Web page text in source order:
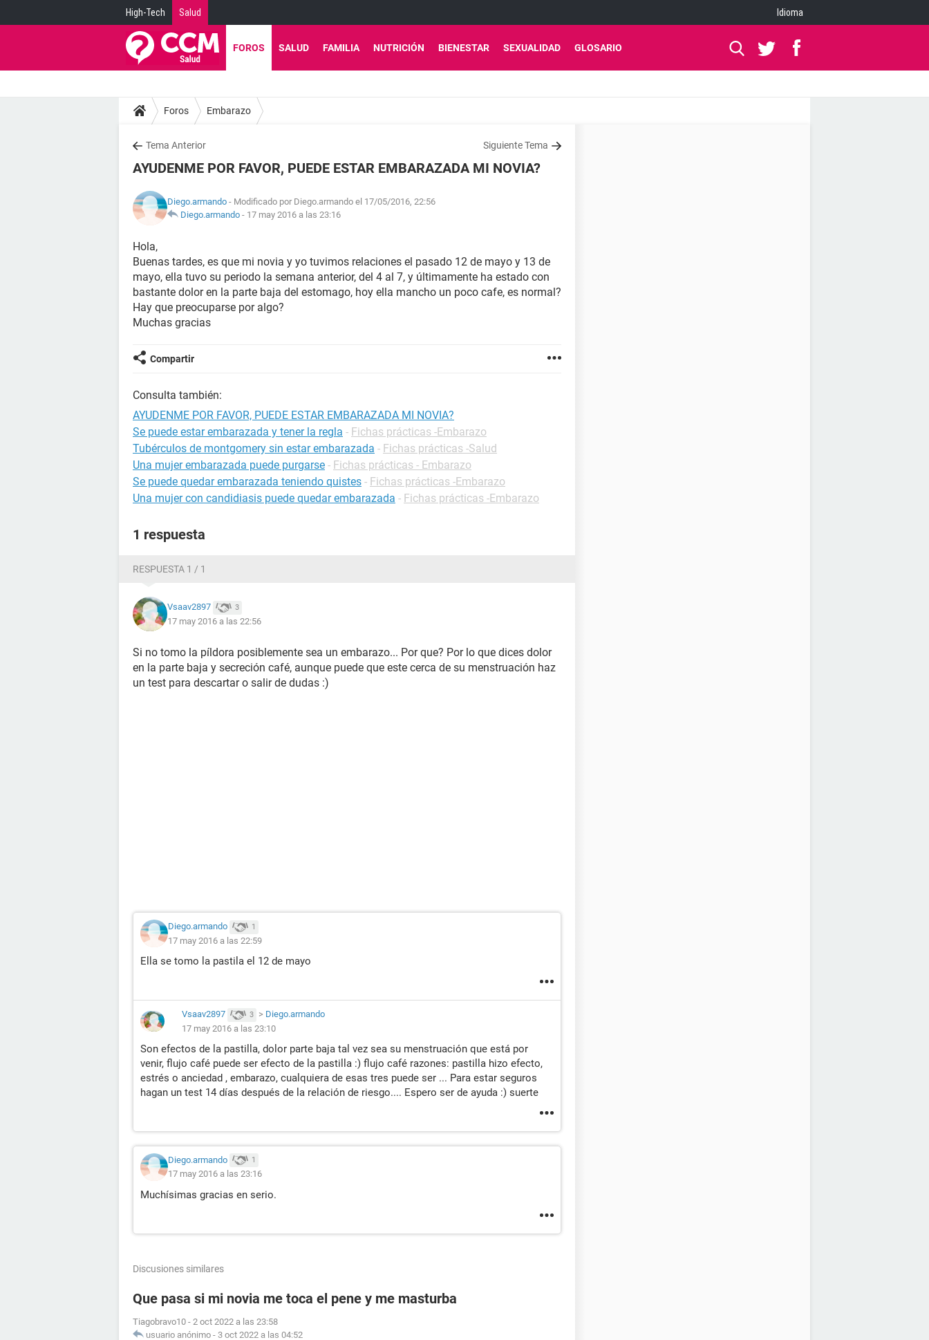
High-Tech Salud Idioma
FOROS SALUD FAMILIA NUTRICIÓN BIENESTAR SEXUALIDAD GLOSARIO
Foros Embarazo
Tema Anterior Siguiente Tema
AYUDENME POR FAVOR, PUEDE ESTAR EMBARAZADA MI NOVIA?
Diego.armando - Modificado por Diego.armando el 17/05/2016, 22:56
Diego.armando - 17 may 2016 a las 23:16
Hola,
Buenas tardes, es que mi novia y yo tuvimos relaciones el pasado 12 de mayo y 13 de
mayo, ella tuvo su periodo la semana anterior, del 4 al 7, y últimamente ha estado con
bastante dolor en la parte baja del estomago, hoy ella mancho un poco cafe, es normal?
Hay que preocuparse por algo?
Muchas gracias
Compartir
Consulta también:
AYUDENME POR FAVOR, PUEDE ESTAR EMBARAZADA MI NOVIA?
Se puede estar embarazada y tener la regla - Fichas prácticas -Embarazo
Tubérculos de montgomery sin estar embarazada - Fichas prácticas -Salud
Una mujer embarazada puede purgarse - Fichas prácticas - Embarazo
Se puede quedar embarazada teniendo quistes - Fichas prácticas -Embarazo
Una mujer con candidiasis puede quedar embarazada - Fichas prácticas -Embarazo
1 respuesta
RESPUESTA 1 / 1
Vsaav2897 3
17 may 2016 a las 22:56
Si no tomo la píldora posiblemente sea un embarazo... Por que? Por lo que dices dolor
en la parte baja y secreción café, aunque puede que este cerca de su menstruación haz
un test para descartar o salir de dudas :)
Diego.armando 1
17 may 2016 a las 22:59
Ella se tomo la pastila el 12 de mayo
Vsaav2897 3 > Diego.armando
17 may 2016 a las 23:10
Son efectos de la pastilla, dolor parte baja tal vez sea su menstruación que está por
venir, flujo café puede ser efecto de la pastilla :) flujo café razones: pastilla hizo efecto,
estrés o anciedad , embarazo, cualquiera de esas tres puede ser ... Para estar seguros
hagan un test 14 días después de la relación de riesgo.... Espero ser de ayuda :) suerte
Diego.armando 1
17 may 2016 a las 23:16
Muchísimas gracias en serio.
Discusiones similares
Que pasa si mi novia me toca el pene y me masturba
Tiagobravo10 - 2 oct 2022 a las 23:58
usuario anónimo - 3 oct 2022 a las 04:52